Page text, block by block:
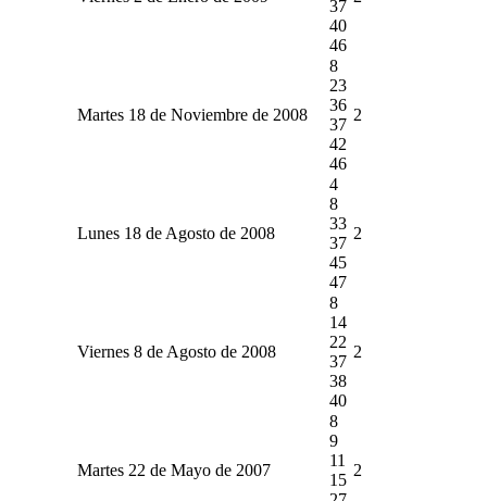
37
40
46
Martes 18 de Noviembre de 2008
8
23
36
37
42
46
2
Lunes 18 de Agosto de 2008
4
8
33
37
45
47
2
Viernes 8 de Agosto de 2008
8
14
22
37
38
40
2
Martes 22 de Mayo de 2007
8
9
11
15
2